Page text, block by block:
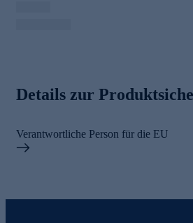
Details zur
Verantwortliche Person für die EU